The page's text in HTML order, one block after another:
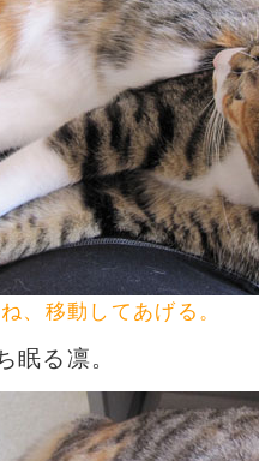
、移動してあげる。
眠る凛。